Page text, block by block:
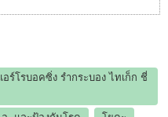
ร์โรบอคซิ่ง รำกระบอง ไทเก็ก ชี่